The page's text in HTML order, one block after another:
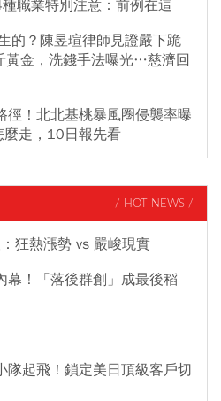
職業特別注意：前例在這
的？陳昱瑄律師見證嚴下跪
金，洗錢手法曝光…慈濟回
徑！北北基桃暴風圈侵襲率曝
走，10日報先看
/ HOT NEWS /
狂熱漲勢 vs 嚴峻現實
幕！「落後群創」成最後稻
隊起飛！鎖定美日頂級客戶切